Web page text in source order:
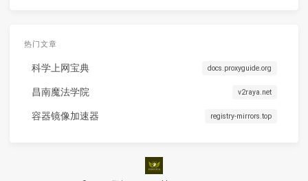
热门文章
科学上网宝典 docs.proxyguide.org
昌南魔法学院 v2raya.net
容器镜像加速器 registry-mirrors.top